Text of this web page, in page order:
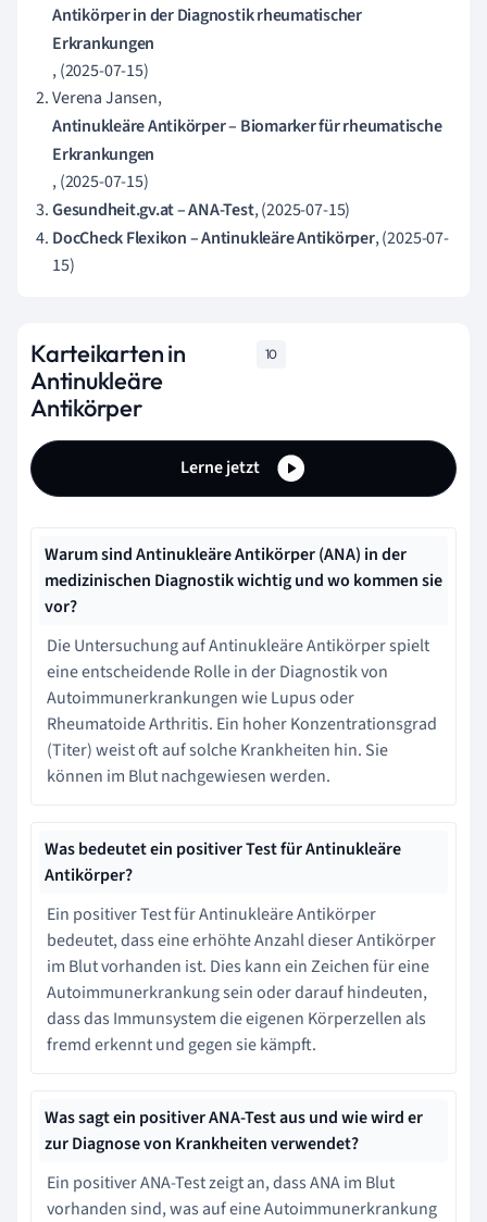
Antikörper in der Diagnostik rheumatischer
Erkrankungen
, (2025-07-15)
Verena Jansen,
Antinukleäre Antikörper – Biomarker für rheumatische
Erkrankungen
, (2025-07-15)
Gesundheit.gv.at – ANA-Test, (2025-07-15)
DocCheck Flexikon – Antinukleäre Antikörper, (2025-07-
15)
Karteikarten in
Antinukleäre
Antikörper
10
Lerne jetzt
Warum sind Antinukleäre Antikörper (ANA) in der
medizinischen Diagnostik wichtig und wo kommen sie
vor?
Die Untersuchung auf Antinukleäre Antikörper spielt
eine entscheidende Rolle in der Diagnostik von
Autoimmunerkrankungen wie Lupus oder
Rheumatoide Arthritis. Ein hoher Konzentrationsgrad
(Titer) weist oft auf solche Krankheiten hin. Sie
können im Blut nachgewiesen werden.
Was bedeutet ein positiver Test für Antinukleäre
Antikörper?
Ein positiver Test für Antinukleäre Antikörper
bedeutet, dass eine erhöhte Anzahl dieser Antikörper
im Blut vorhanden ist. Dies kann ein Zeichen für eine
Autoimmunerkrankung sein oder darauf hindeuten,
dass das Immunsystem die eigenen Körperzellen als
fremd erkennt und gegen sie kämpft.
Was sagt ein positiver ANA-Test aus und wie wird er
zur Diagnose von Krankheiten verwendet?
Ein positiver ANA-Test zeigt an, dass ANA im Blut
vorhanden sind, was auf eine Autoimmunerkrankung